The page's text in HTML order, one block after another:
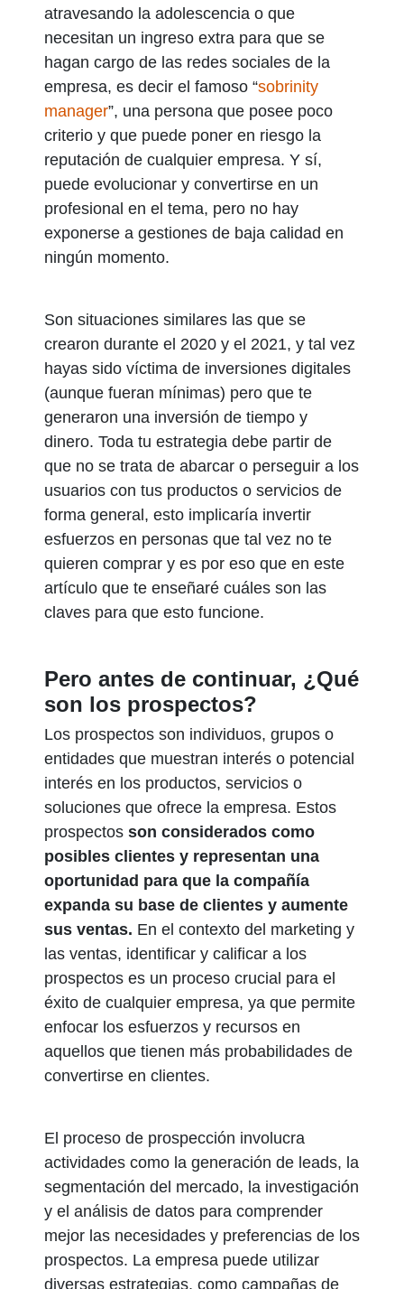
atravesando la adolescencia o que
necesitan un ingreso extra para que se
hagan cargo de las redes sociales de la
empresa, es decir el famoso “sobrinity
manager”, una persona que posee poco
criterio y que puede poner en riesgo la
reputación de cualquier empresa. Y sí,
puede evolucionar y convertirse en un
profesional en el tema, pero no hay
exponerse a gestiones de baja calidad en
ningún momento.
Son situaciones similares las que se
crearon durante el 2020 y el 2021, y tal vez
hayas sido víctima de inversiones digitales
(aunque fueran mínimas) pero que te
generaron una inversión de tiempo y
dinero. Toda tu estrategia debe partir de
que no se trata de abarcar o perseguir a los
usuarios con tus productos o servicios de
forma general, esto implicaría invertir
esfuerzos en personas que tal vez no te
quieren comprar y es por eso que en este
artículo que te enseñaré cuáles son las
claves para que esto funcione.
Pero antes de continuar, ¿Qué
son los prospectos?
Los prospectos son individuos, grupos o
entidades que muestran interés o potencial
interés en los productos, servicios o
soluciones que ofrece la empresa. Estos
prospectos son considerados como
posibles clientes y representan una
oportunidad para que la compañía
expanda su base de clientes y aumente
sus ventas. En el contexto del marketing y
las ventas, identificar y calificar a los
prospectos es un proceso crucial para el
éxito de cualquier empresa, ya que permite
enfocar los esfuerzos y recursos en
aquellos que tienen más probabilidades de
convertirse en clientes.
El proceso de prospección involucra
actividades como la generación de leads, la
segmentación del mercado, la investigación
y el análisis de datos para comprender
mejor las necesidades y preferencias de los
prospectos. La empresa puede utilizar
diversas estrategias, como campañas de